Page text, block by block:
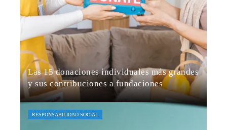
Las 15 donaciones individuales más grandes
y sus contribuciones a fundaciones
Jaime B. Bruzual Hace 5 días
RESPONSABILIDAD SOCIAL